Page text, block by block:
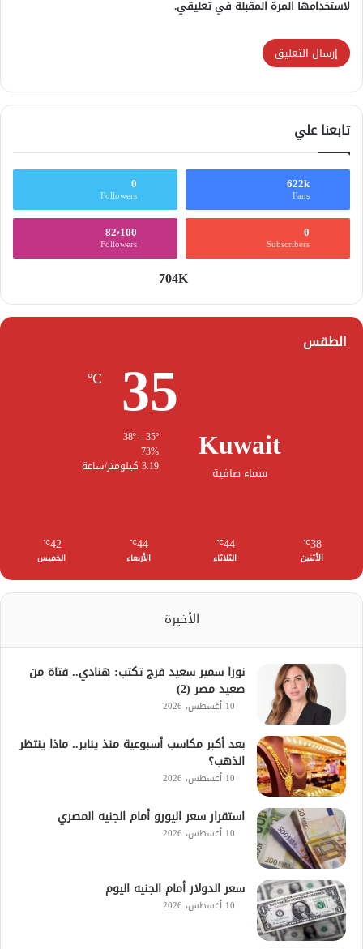
لاستخدامها المرة المقبلة في تعليقي.
تابعنا علي
622k
Fans
0
Followers
0
Subscribers
82٬100
Followers
704K
الطقس
Kuwait
سماء صافية
35
℃
73%
3.19 كيلومتر/ساعة
38
℃
الأثنين
44
℃
الثلاثاء
44
℃
الأربعاء
42
℃
الخميس
الأخيرة
نورا سمير سعيد فرج تكتب: هنادي.. فتاة من
صعيد مصر (2)
10 أغسطس، 2026
بعد أكبر مكاسب أسبوعية منذ يناير.. ماذا ينتظر
الذهب؟
10 أغسطس، 2026
استقرار سعر اليورو أمام الجنيه المصري
10 أغسطس، 2026
سعر الدولار أمام الجنيه اليوم
10 أغسطس، 2026